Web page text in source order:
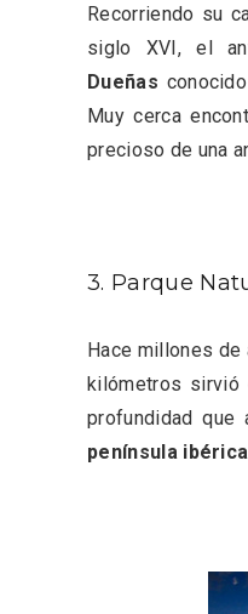
Recorriendo su
siglo XVI, el
Dueñas
Muy cerca
precioso de una
3. Parque
Hace millones de
kilómetros sirvió
profundidad que
península ibérica
Semana
del Duero